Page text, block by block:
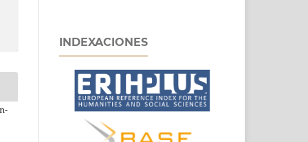
INDEXACIONES